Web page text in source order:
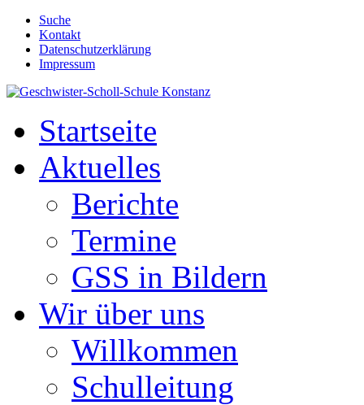
Suche
Kontakt
Datenschutzerklärung
Impressum
Startseite
Aktuelles
Berichte
Termine
GSS in Bildern
Wir über uns
Willkommen
Schulleitung